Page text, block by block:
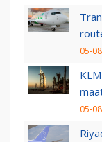
05-
05-